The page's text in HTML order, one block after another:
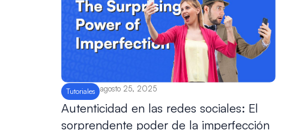
Tutoriales agosto 25, 2025
Autenticidad en las redes sociales: El
sorprendente poder de la imperfección